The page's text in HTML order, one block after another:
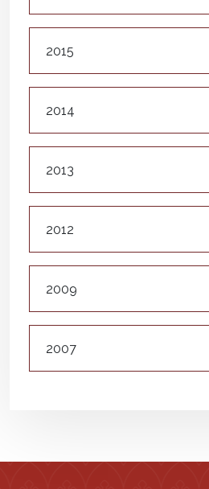
2015
2014
2013
2012
2009
2007